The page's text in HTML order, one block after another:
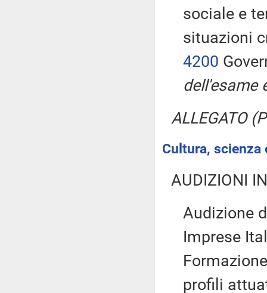
sociale e
situazioni
4200
dell'esame
ALLEGATO
Cultura,
AUDIZIONI
Audizione
Imprese
profili